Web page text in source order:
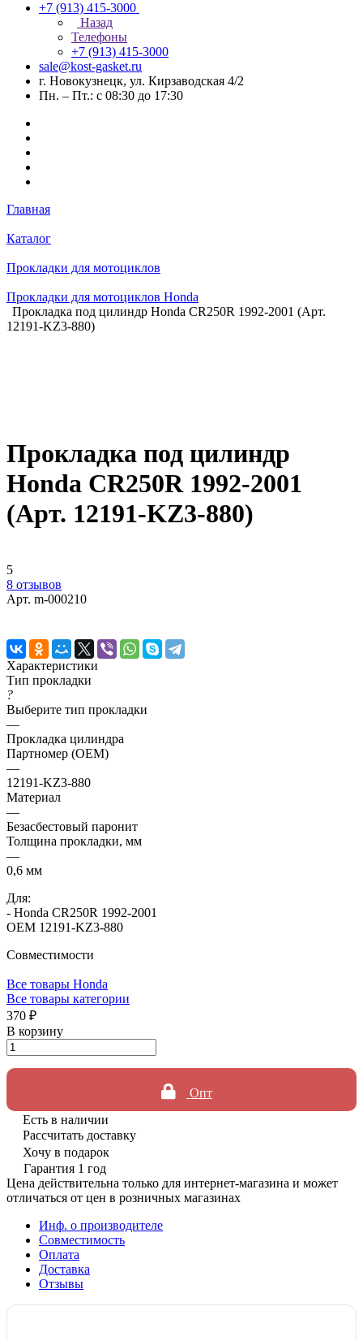
+7 (913) 415-3000
Назад
Телефоны
+7 (913) 415-3000
sale@kost-gasket.ru
г. Новокузнецк, ул. Кирзаводская 4/2
Пн. – Пт.: с 08:30 до 17:30
Главная
Каталог
Прокладки для мотоциклов
Прокладки для мотоциклов Honda
Прокладка под цилиндр Honda CR250R 1992-2001 (Арт.
12191-KZ3-880)
Прокладка под цилиндр
Honda CR250R 1992-2001
(Арт. 12191-KZ3-880)
5
8 отзывов
Арт. m-000210
Характеристики
Тип прокладки
?
Выберите тип прокладки
—
Прокладка цилиндра
Партномер (OEM)
—
12191-KZ3-880
Материал
—
Безасбестовый паронит
Толщина прокладки, мм
—
0,6 мм
Для:
- Honda CR250R 1992-2001
OEM 12191-KZ3-880
Совместимости
Все товары Honda
Все товары категории
370 ₽
В корзину
Опт
Есть в наличии
Рассчитать доставку
Хочу в подарок
Гарантия 1 год
Цена действительна только для интернет-магазина и может
отличаться от цен в розничных магазинах
Инф. о производителе
Совместимость
Оплата
Доставка
Отзывы